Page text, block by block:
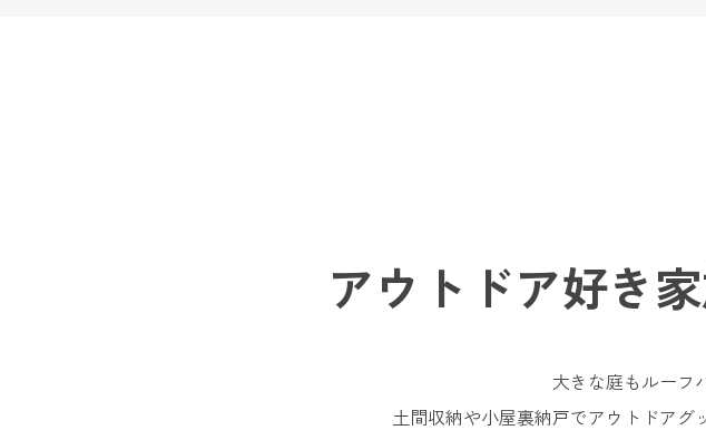
アウトドア好き
大きな庭もルーフ
土間収納や小屋裏納戸でアウトドアグ